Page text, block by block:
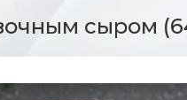
сыром